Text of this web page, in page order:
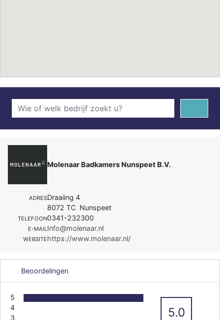
Molenaar Badkamers Nunspeet B.V.
ADRESDraaiing 4
8072 TC Nunspeet
TELEFOON0341-232300
E-MAILInfo@molenaar.nl
WEBSITEhttps://www.molenaar.nl/
Beoordelingen
5
4
3
5.0